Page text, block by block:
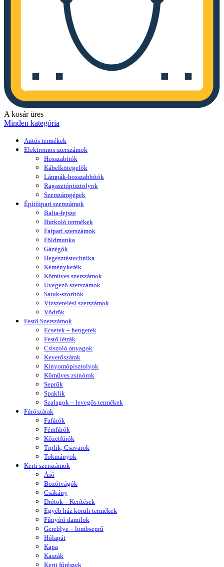
A kosár üres
Minden kategória
Autós termékek
Elektromos szerszámok
Hosszabítók
Kábelkötegelők
Lámpák-hosszabbítók
Ragasztópisztolyok
Szerszámgépek
Építőipari szerszámok
Balta-fejsze
Burkoló termékek
Faipari szerszámok
Földmunka
Gázégők
Hegesztéstechnika
Kéménykefék
Kőműves szerszámok
Üvegező szerszámok
Satuk-szorítók
Vízszerelési szerszámok
Vödrök
Festő Szerszámok
Ecsetek – hengerek
Festő létrák
Csiszoló anyagok
Keverőszárak
Kinyomópisztolyok
Kőműves zsinórok
Seprűk
Spaklik
Szalagok – levegős termékek
Fúrószárak
Fafúrók
Fémfúrók
Kőzetfúrók
Tiplik, Csavarok
Tokmányok
Kerti szerszámok
Ásó
Bozótvágók
Csákány
Drótok – Kerítések
Egyéb ház körüli termékek
Fűnyíró damilok
Gereblye – lombseprű
Hólapát
Kapa
Kaszák
Kerti fűrészek